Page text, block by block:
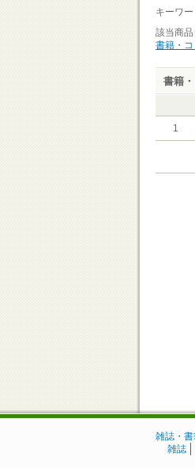
キーワ
該当商品
書籍・コ
書籍
1
雑誌・
雑誌